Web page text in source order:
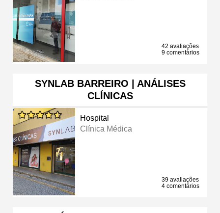
42 avaliações
9 comentários
SYNLAB BARREIRO | ANÁLISES
CLÍNICAS
Hospital
Clínica Médica
39 avaliações
4 comentários